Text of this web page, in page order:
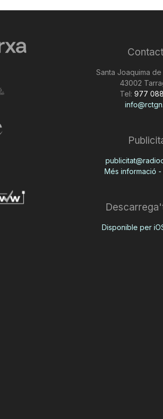
Santa Joaquima de
43002
Tel: 977
Més informació -
Disponible per